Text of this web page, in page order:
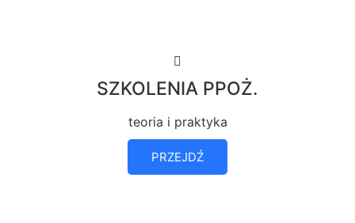
SZKOLENIA PPOŻ.
teoria i praktyka
PRZEJDŹ